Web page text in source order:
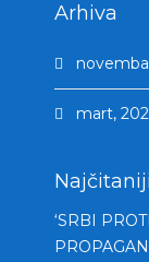
Arhiva
mart,
Najčitaniji
‘SRBI